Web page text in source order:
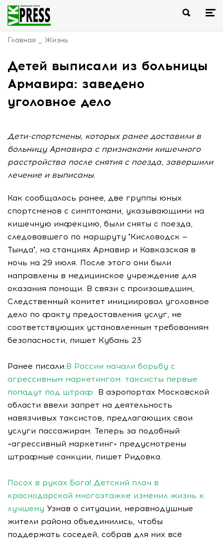
Главная Жизнь
Детей выписали из больницы
Армавира: заведено
уголовное дело
Дети-спортсмены, которых ранее доставили в
больницу Армавира с признаками кишечного
расстройства после снятия с поезда, завершили
лечение и выписаны.
Как сообщалось ранее, две группы юных
спортсменов с симптомами, указывающими на
кишечную инфекцию, были сняты с поезда,
следовавшего по маршруту "Кисловодск —
Тында", на станциях Армавир и Кавказская в
ночь на 29 июля. После этого они были
направлены в медицинское учреждение для
оказания помощи. В связи с произошедшим,
Следственный комитет инициировал уголовное
дело по факту предоставления услуг, не
соответствующих установленным требованиям
безопасности, пишет Кубань 23
Ранее писали:В России начали борьбу с
агрессивным маркетингом: таксисты первые
попадут под штраф В аэропортах Московской
области ввели запрет на деятельность
навязчивых таксистов, предлагающих свои
услуги пассажирам. Теперь за подобный
«агрессивный маркетинг» предусмотрены
штрафные санкции, пишет Ридовка.
Посох в руках Бога! Детский плач в
краснодарской многоэтажке изменил жизнь к
лучшему Узнав о ситуации, неравнодушные
жители района объединились, чтобы
поддержать соседей, собрав для них всё